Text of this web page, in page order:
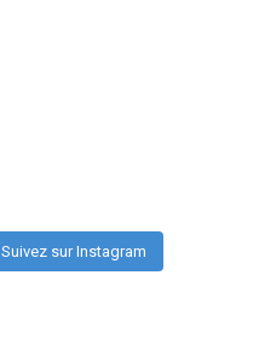
Suivez sur Instagram